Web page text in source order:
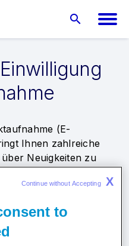
(E-
Ihnen zahlreiche
Neuigkeiten zu
informieren. Darüber
Ihre tägliche Arbeit
to
Continue without Accepting X